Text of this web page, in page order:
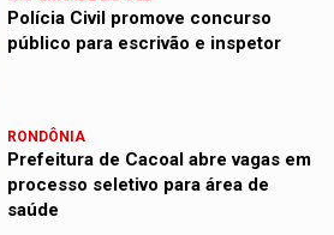
Polícia Civil promove concurso
público para escrivão e inspetor
RONDÔNIA
Prefeitura de Cacoal abre vagas em
processo seletivo para área de
saúde